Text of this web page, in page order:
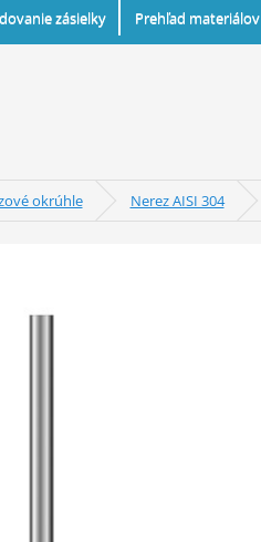
zásielky Prehľad materiálov
okrúhle Nerez AISI 304